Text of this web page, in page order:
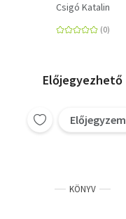
Csigó Katalin
Előjegyezhető
Előjegyzem
KÖNYV